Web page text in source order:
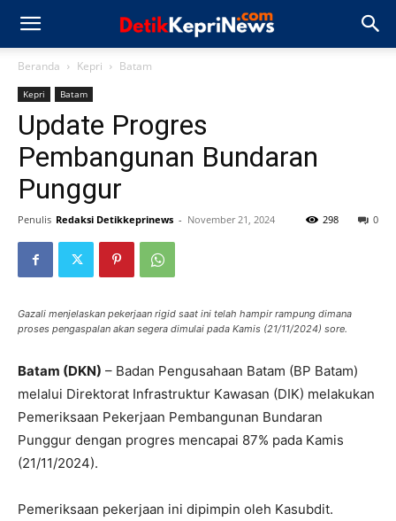
Beranda Kepri Batam
Kepri Batam
Update Progres
Pembangunan Bundaran
Punggur
Penulis Redaksi Detikkeprinews - November 21, 2024 0
298
Gazali menjelaskan pekerjaan rigid saat ini telah hampir rampung dimana
proses pengaspalan akan segera dimulai pada Kamis (21/11/2024) sore.
Batam (DKN) – Badan Pengusahaan Batam (BP Batam)
melalui Direktorat Infrastruktur Kawasan (DIK) melakukan
Pemeriksaan Pekerjaan Pembangunan Bundaran
Punggur dengan progres mencapai 87% pada Kamis
(21/11/2024).
Pemeriksaan pekerjaan ini dipimpin oleh Kasubdit.